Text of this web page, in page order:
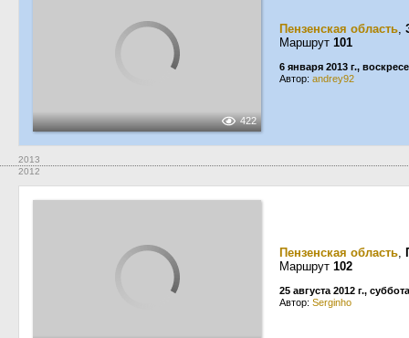
422
Пензенская область,
Маршрут 101
6 января 2013 г.,
Автор: andrey92
2013
2012
Пензенская область,
Маршрут 102
25 августа 2012 г., суббота
Автор: Serginho